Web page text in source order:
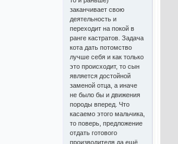
заканчивает свою
деятельность и
переходит на покой в
ранге кастратов. Задача
кота дать потомство
лучше себя и как только
это происходит, то сын
является достойной
заменой отца, а иначе
не было бы и движения
породы вперед. Что
касаемо этого мальчика,
то поверь, предложение
отдать готового
производителя да ещё